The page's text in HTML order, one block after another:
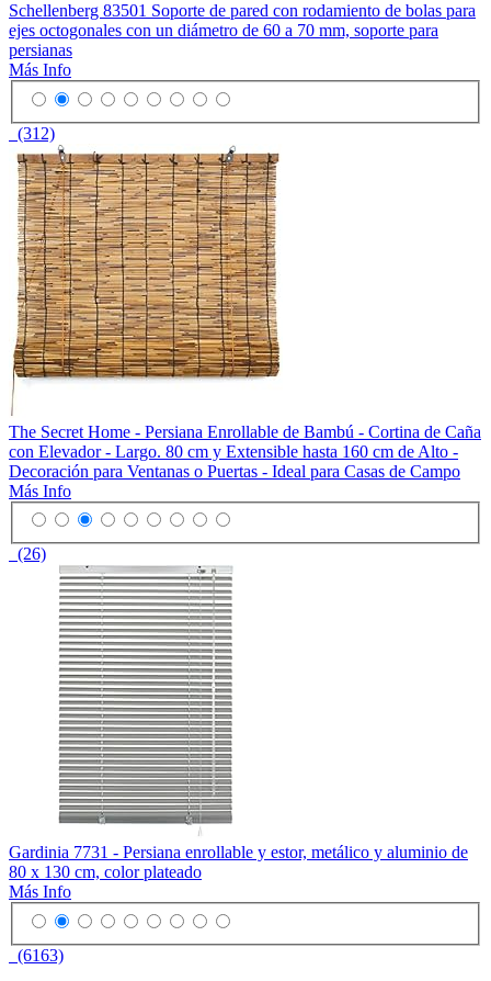
Schellenberg 83501 Soporte de pared con rodamiento de bolas para
ejes octogonales con un diámetro de 60 a 70 mm, soporte para
persianas
Más Info
(312)
The Secret Home - Persiana Enrollable de Bambú - Cortina de Caña
con Elevador - Largo. 80 cm y Extensible hasta 160 cm de Alto -
Decoración para Ventanas o Puertas - Ideal para Casas de Campo
Más Info
(26)
Gardinia 7731 - Persiana enrollable y estor, metálico y aluminio de
80 x 130 cm, color plateado
Más Info
(6163)